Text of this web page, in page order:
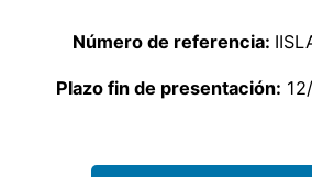
Número de referencia:
Plazo fin de presentación: